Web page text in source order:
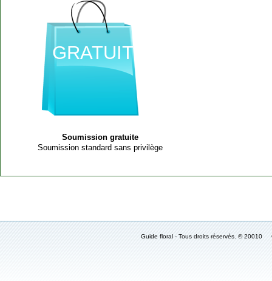
GRATUIT
Soumission gratuite
Soumission standard sans privilège
Guide floral - Tous droits réservés. ©